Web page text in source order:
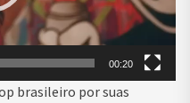
00:20
brasileiro por suas